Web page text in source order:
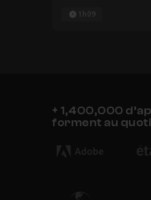
1h09
+ 1,400,000
forment au